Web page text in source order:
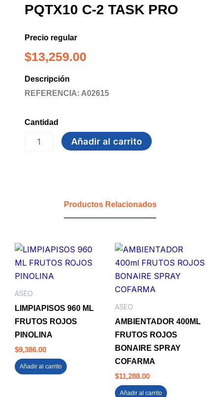
PQTX10 C-2 TASK PRO
Precio regular
$13,259.00
Descripción
REFERENCIA: A02615
Cantidad
BASURA
Añadir al carrito
Productos Relacionados
ASEO
LIMPIAPISOS 960 ML
FRUTOS ROJOS
PINOLINA
$9,386.00
Añadir al carrito
ASEO
AMBIENTADOR 400ML
FRUTOS ROJOS
BONAIRE SPRAY
COFARMA
$11,288.00
Añadir al carrito